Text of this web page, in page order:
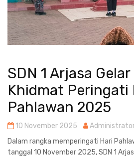
SDN 1 Arjasa
Khidmat Peringati
Pahlawan 2025
10 November 2025
Dalam rangka memperingati Hari
tanggal 10 November 2025, SDN 1